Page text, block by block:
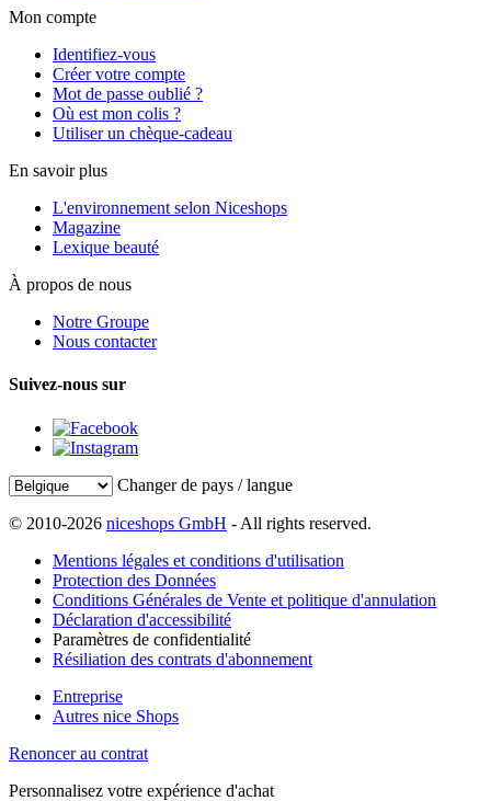
Mon compte
Identifiez-vous
Créer votre compte
Mot de passe oublié ?
Où est mon colis ?
Utiliser un chèque-cadeau
En savoir plus
L'environnement selon Niceshops
Magazine
Lexique beauté
À propos de nous
Notre Groupe
Nous contacter
Suivez-nous sur
Changer de pays / langue
© 2010-2026 niceshops GmbH - All rights reserved.
Mentions légales et conditions d'utilisation
Protection des Données
Conditions Générales de Vente et politique d'annulation
Déclaration d'accessibilité
Paramètres de confidentialité
Résiliation des contrats d'abonnement
Entreprise
Autres nice Shops
Renoncer au contrat
Personnalisez votre expérience d'achat